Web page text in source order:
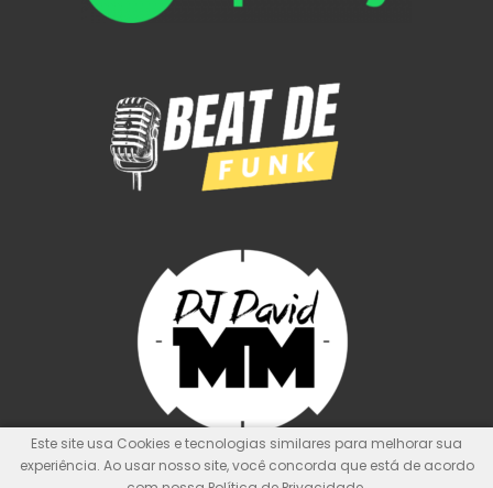
Este site usa Cookies e tecnologias similares para melhorar sua
experiência. Ao usar nosso site, você concorda que está de acordo